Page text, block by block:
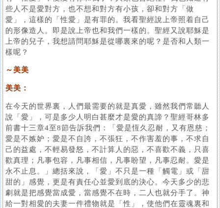
些人不是愛對方，也不想和對方有小孩，卻和對方「做
愛」，這樣的「性愛」是有罪的。我看聖經說上帝照着自己
的形像造人。即是說上帝也和我們一樣的。聖經又說耶穌是
上帝的兒子，我想請問耶穌是從哪裏來的呢？是否和人類一
樣呢？
～美美
美美：
在今天的世界裏，人們最需要的就是真愛，雖然我們常聽人
說「愛」，可是多少人明白甚麼才是愛的真諦？聖經哥林多
前書十三章4至8節告訴我們：「愛是恆久忍耐，又有恩慈；
愛是不嫉妒；愛是不自誇，不張狂，不作害羞的事，不求自
己的益處，不輕易發怒，不計算人的惡，不喜歡不義，只喜
歡真理；凡事包容，凡事相信，凡事盼望，凡事忍耐。愛是
永不止息。」總括來說，「愛」不只是一種「觸電」或「甜
甜的」感覺，更是有責任心並愛到底的決心。今天多少的悲
劇就是把感覺當成愛，當感覺不在時，二人也就分手了。神
給一對相愛的夫妻一件禮物就是「性」，使他們在靈魂裏和